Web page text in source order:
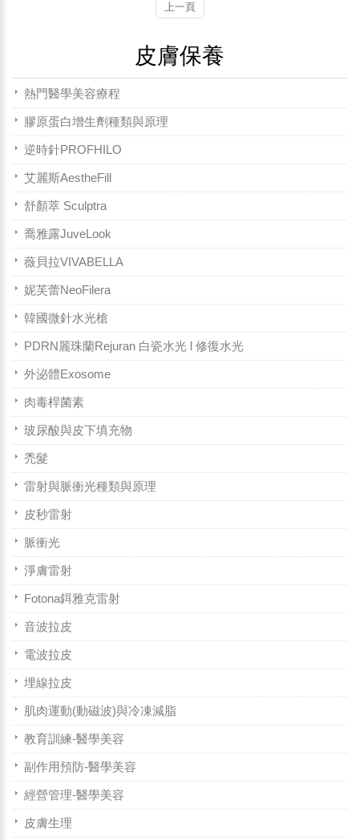
上一頁
皮膚保養
熱門醫學美容療程
膠原蛋白增生劑種類與原理
逆時針PROFHILO
艾麗斯AestheFill
舒顏萃 Sculptra
喬雅露JuveLook
薇貝拉VIVABELLA
妮芙蕾NeoFilera
韓國微針水光槍
PDRN麗珠蘭Rejuran 白瓷水光 l 修復水光
外泌體Exosome
肉毒桿菌素
玻尿酸與皮下填充物
禿髮
雷射與脈衝光種類與原理
皮秒雷射
脈衝光
淨膚雷射
Fotona鉺雅克雷射
音波拉皮
電波拉皮
埋線拉皮
肌肉運動(動磁波)與冷凍減脂
教育訓練-醫學美容
副作用預防-醫學美容
經營管理-醫學美容
皮膚生理